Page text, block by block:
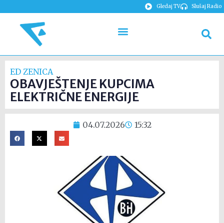
Gledaj TV Slušaj Radio
ED ZENICA
OBAVJEŠTENJE KUPCIMA
ELEKTRIČNE ENERGIJE
04.07.2026 15:32